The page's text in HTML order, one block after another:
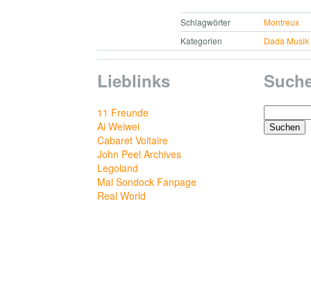
Schlagwörter
Montreux
Kategorien
Dada Musik
Lieblinks
11 Freunde
Ai Weiwei
Cabaret Voltaire
John Peel Archives
Legoland
Mal Sondock Fanpage
Real World
Suchen
nach: